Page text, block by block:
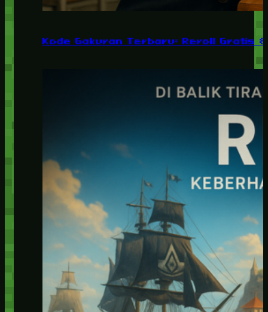
Kode Gakuran Terbaru: Reroll Gratis